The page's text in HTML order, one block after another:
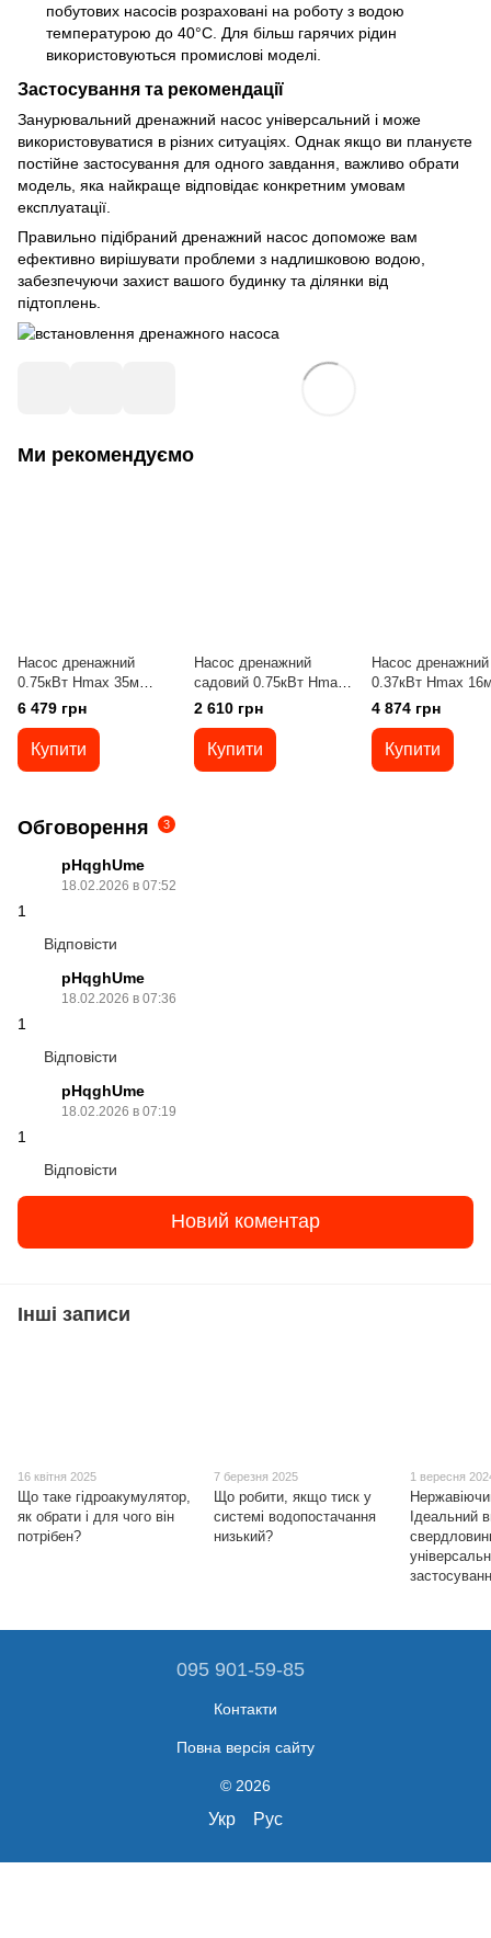
побутових насосів розраховані на роботу з водою
температурою до 40°C. Для більш гарячих рідин
використовуються промислові моделі.
Застосування та рекомендації
Занурювальний дренажний насос універсальний і може
використовуватися в різних ситуаціях. Однак якщо ви плануєте
постійне застосування для одного завдання, важливо обрати
модель, яка найкраще відповідає конкретним умовам
експлуатації.
Правильно підібраний дренажний насос допоможе вам
ефективно вирішувати проблеми з надлишковою водою,
забезпечуючи захист вашого будинку та ділянки від
підтоплень.
Ми рекомендуємо
Насос дренажний
0.75кВт Hmax 35м
Qmax 80л/хв
AQUATICA QDX1.5-32-
0.75FA (773238)
6 479 грн
Купити
Насос дренажний
садовий 0.75кВт Hmax
8м Qmax 233л/мин LEO
AKS-751PWH (773248)
2 610 грн
Купити
Насос дренажний
0.37кВт Hmax
Qmax 150л/хв
AQUATICA
0.37A (773231)
4 874 грн
Купити
Обговорення 3
pHqghUme
18.02.2026 в 07:52
1
Відповісти
pHqghUme
18.02.2026 в 07:36
1
Відповісти
pHqghUme
18.02.2026 в 07:19
1
Відповісти
Новий коментар
Інші записи
16 квітня 2025
Що таке гідроакумулятор,
як обрати і для чого він
потрібен?
7 березня 2025
Що робити, якщо тиск у
системі водопостачання
низький?
1 вересня
Ідеальний
095 901-59-85
Контакти
Повна версія сайту
© 2026
Укр Рус